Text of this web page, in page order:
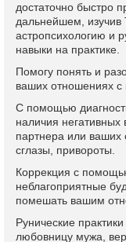
достаточно быстро
дальнейшем, изучив
астропсихологию и
навыки на практике.
Помогу понять и
ваших отношениях с
С помощью
наличия негативных
партнера или ваших
сглазы, привороты.
Коррекция с
неблагоприятные
помешать вашим
Рунические
любовницу мужа,